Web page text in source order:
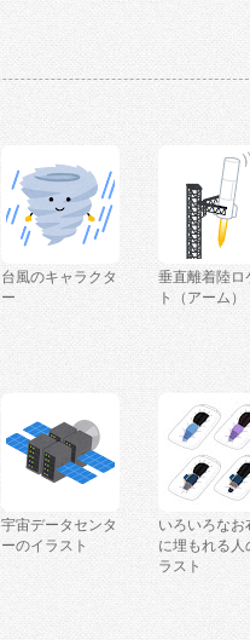
台風のキャラクタ
ー
垂直離着陸ロ
ト（アーム）
宇宙データセンタ
ーのイラスト
いろいろなお
に埋もれる人
ラスト